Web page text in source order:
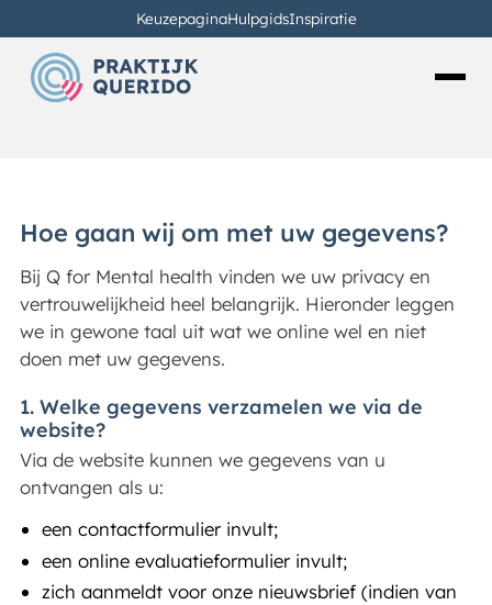
KeuzepaginaHulpgidsInspiratie
Algemene voorwaarden
Hoe gaan wij om met uw gegevens?
Bij Q for Mental health vinden we uw privacy en
vertrouwelijkheid heel belangrijk. Hieronder leggen
we in gewone taal uit wat we online wel en niet
doen met uw gegevens.
1. Welke gegevens verzamelen we via de
website?
Via de website kunnen we gegevens van u
ontvangen als u:
een contactformulier invult;
een online evaluatieformulier invult;
zich aanmeldt voor onze nieuwsbrief (indien van